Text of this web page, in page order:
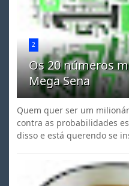
2
Os 20 números
Mega Sena
Quem quer ser um
contra as probabilidades
disso e está querendo se